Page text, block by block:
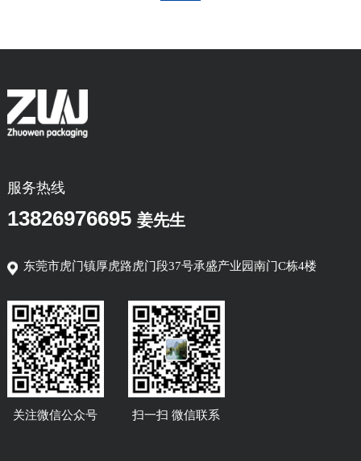
服务热线
13826976695 姜先生
东莞市虎门镇厚虎路虎门段37号承盛产业园南门C栋4楼
关注微信公众号 扫一扫 微信联系